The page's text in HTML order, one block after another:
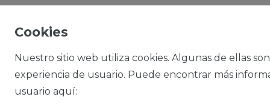
Cookies
Nuestro sitio web utiliza cookies. Algunas de ellas
experiencia de usuario. Puede encontrar más
usuario aquí: